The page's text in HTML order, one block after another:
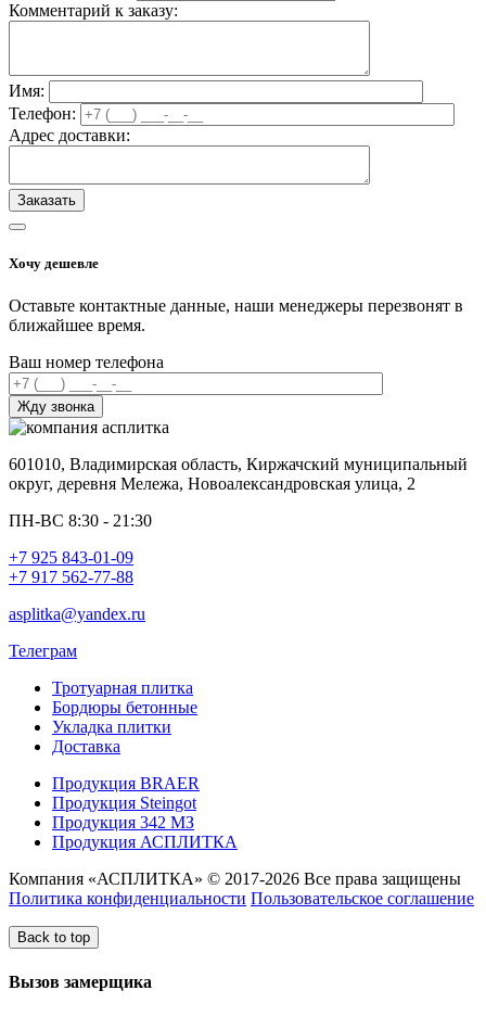
Комментарий к заказу:
Имя:
Телефон:
Адрес доставки:
Хочу дешевле
Оставьте контактные данные, наши менеджеры перезвонят в
ближайшее время.
Ваш номер телефона
601010, Владимирская область, Киржачский муниципальный
округ, деревня Мележа, Новоалександровская улица, 2
ПН-ВС 8:30 - 21:30
+7 925 843-01-09
+7 917 562-77-88
asplitka@yandex.ru
Телеграм
Тротуарная плитка
Бордюры бетонные
Укладка плитки
Доставка
Продукция BRAER
Продукция Steingot
Продукция 342 МЗ
Продукция АСПЛИТКА
Компания «АСПЛИТКА» © 2017-2026 Все права защищены
Политика конфиденциальности Пользовательское соглашение
Back to top
Вызов замерщика